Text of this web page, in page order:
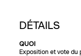
DÉTAILS
QUOI
Exposition et vote du